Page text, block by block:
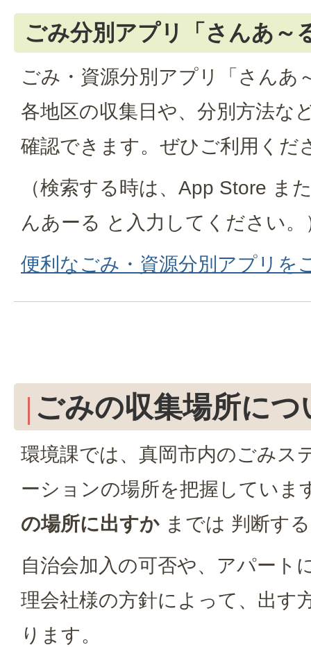
ごみ分別アプリ「さんあ～
ごみ・資源分別アプリ「さんあ
各地区の収集日や、分別方法な
確認できます。ぜひご利用くだ
（検索する時は、App Store ま
んあーる と入力してください。
便利なごみ・資源分別アプリを
ごみの収集場所につ
環境課では、真岡市内のごみス
ーションの場所を把握していま
の場所に出すか までは 判断す
自治会加入の可否や、アパート
理会社様の方針によって、出す
ります。